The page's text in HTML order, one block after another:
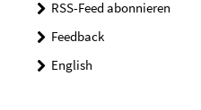
RSS-Feed abonnieren
Feedback
English